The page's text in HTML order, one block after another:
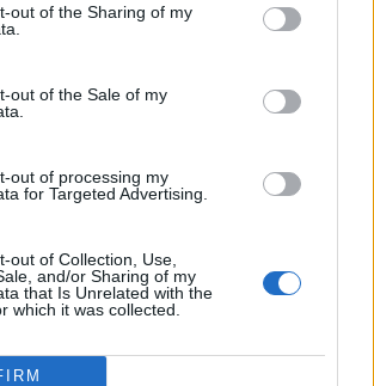
out of the Sharing of my
out of the Sale of my
out of processing my
for Targeted Advertising.
out of Collection, Use,
and/or Sharing of my
that Is Unrelated with the
which it was collected.
τροποποίησης τεχνικού
Κ.Α.Π. Π.Ε. Αρκαδίας.
κ. Ευάγγελος
πιστώσεων του έργου
“ΣΥΝΤΗΡΗΣΗ –
ΟΔΙΚΟΥ ΔΙΚΤΥΟΥ
ΠΕΛΟΠΟΝΝΗΣΟΥ» σε υποέργο.
κ.